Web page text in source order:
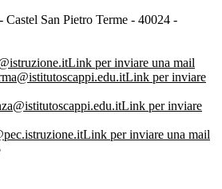
Castel San Pietro Terme - 40024 -
Link per inviare una mail
Link per inviare
Link per inviare
Link per inviare una mail